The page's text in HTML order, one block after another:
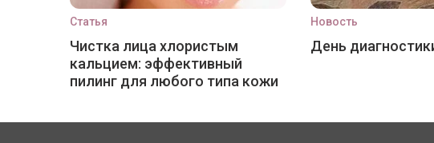
Статья
Чистка лица хлористым
кальцием: эффективный
пилинг для любого типа кожи
Новость
День